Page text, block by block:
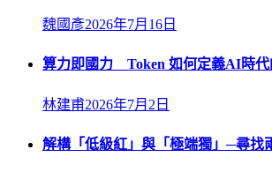
魏國彥2026年7月16日
算力即國力 Token 如何定義AI時代
林建甫2026年7月2日
解構「低級紅」與「極端獨」─尋找